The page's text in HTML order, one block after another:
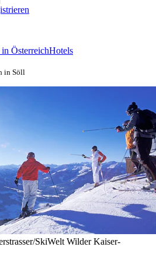
ÖsterreichHotels
in Söll
SkiWelt Wilder Kaiser-